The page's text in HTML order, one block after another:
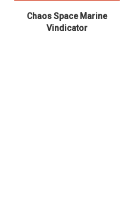
Chaos Space Marine
Vindicator